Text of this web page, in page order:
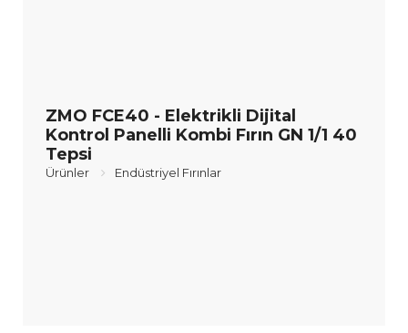
ZMO FCE40 - Elektrikli Dijital
Kontrol Panelli Kombi Fırın GN 1/1 40
Tepsi
Ürünler Endüstriyel Fırınlar